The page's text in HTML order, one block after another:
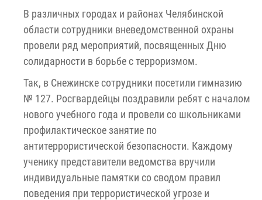
В различных городах и районах Челябинской
области сотрудники вневедомственной охраны
провели ряд мероприятий, посвященных Дню
солидарности в борьбе с терроризмом.
Так, в Снежинске сотрудники посетили гимназию
№ 127. Росгвардейцы поздравили ребят с началом
нового учебного года и провели со школьниками
профилактическое занятие по
антитеррористической безопасности. Каждому
ученику представители ведомства вручили
индивидуальные памятки со сводом правил
поведения при террористической угрозе и